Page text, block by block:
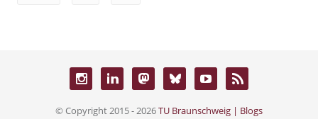
© Copyright 2015 - 2026TU Braunschweig | Blogs